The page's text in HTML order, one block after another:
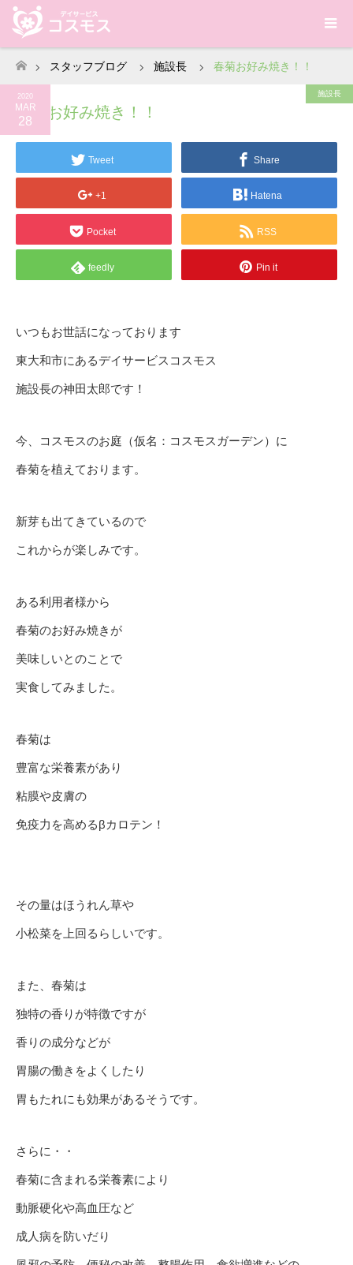
ホーム
スタッフブログ 施設長 春菊お好み焼き！！
2020
MAR
28
施設長
春菊お好み焼き！！
Tweet Share
+1 Hatena
Pocket RSS
feedly Pin it
いつもお世話になっております
東大和市にあるデイサービスコスモス
施設長の神田太郎です！
今、コスモスのお庭（仮名：コスモスガーデン）に
春菊を植えております。
新芽も出てきているので
これからが楽しみです。
ある利用者様から
春菊のお好み焼きが
美味しいとのことで
実食してみました。
春菊は
豊富な栄養素があり
粘膜や皮膚の
免疫力を高めるβカロテン！
その量はほうれん草や
小松菜を上回るらしいです。
また、春菊は
独特の香りが特徴ですが
香りの成分などが
胃腸の働きをよくしたり
胃もたれにも効果があるそうです。
さらに・・
春菊に含まれる栄養素により
動脈硬化や高血圧など
成人病を防いだり